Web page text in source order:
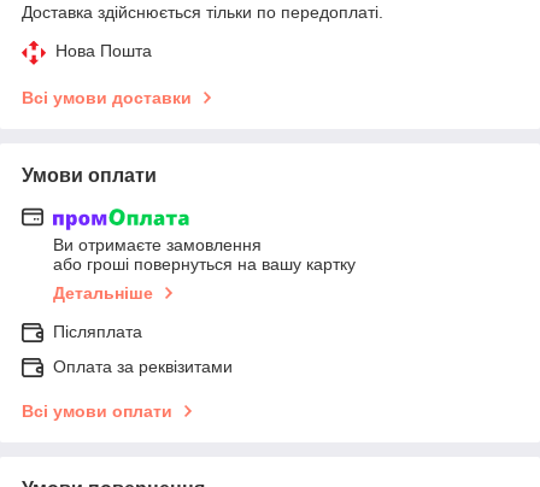
Доставка здійснюється тільки по передоплаті.
Нова Пошта
Всі умови доставки
Умови оплати
Ви отримаєте замовлення
або гроші повернуться на вашу картку
Детальніше
Післяплата
Оплата за реквізитами
Всі умови оплати